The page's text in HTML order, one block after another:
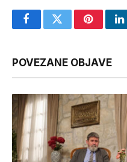
FacebookTwitterPinterest
POVEZANE OBJAVE